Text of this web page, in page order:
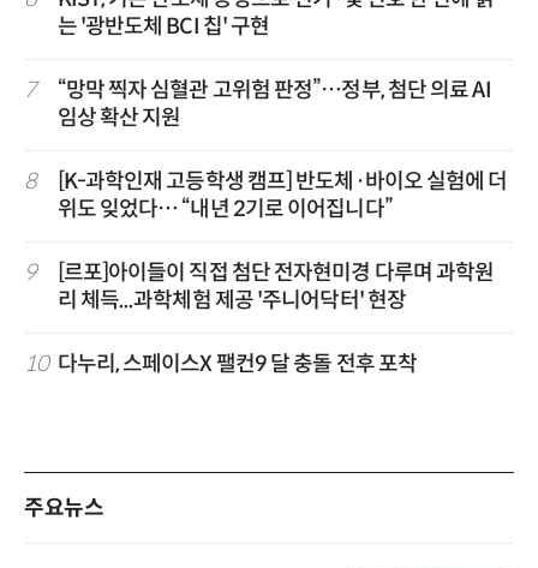
는 '광반도체 BCI 칩' 구현
7
“망막 찍자 심혈관 고위험 판정”…정부, 첨단 의료 AI
임상 확산 지원
8
[K-과학인재 고등학생 캠프] 반도체·바이오 실험에 더
위도 잊었다… “내년 2기로 이어집니다”
9
[르포]아이들이 직접 첨단 전자현미경 다루며 과학원
리 체득...과학체험 제공 '주니어닥터' 현장
10 다누리, 스페이스X 팰컨9 달 충돌 전후 포착
주요뉴스